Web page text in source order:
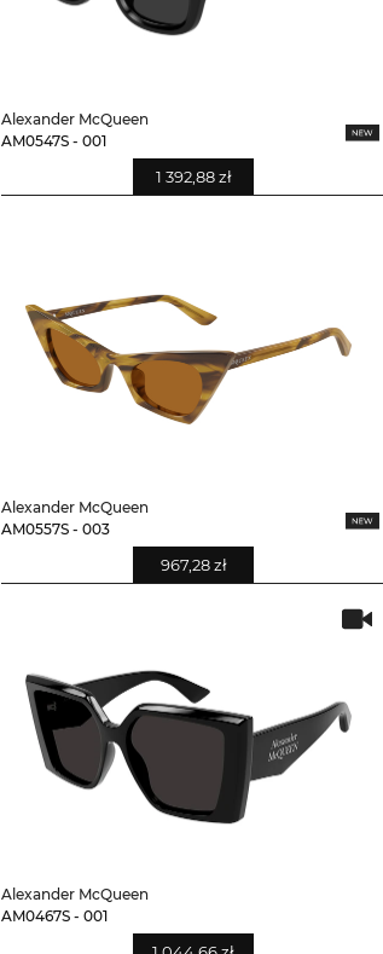
Alexander McQueen
AM0547S - 001
1 392,88 zł
Alexander McQueen
AM0557S - 003
967,28 zł
Alexander McQueen
AM0467S - 001